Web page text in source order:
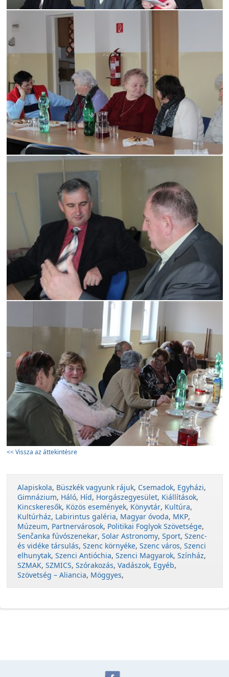
<< Vissza az áttekintésre
Alapiskola, Büszkék vagyunk rájuk, Csemadok, Egyházi,
Gimnázium, Háló, Híd, Horgászegyesület, Kiállítások,
Kincskeresők, Közös események, Könyvtár, Kultúra,
Kultúrház, Labirintus galéria, Magyar óvoda, MKP,
Múzeum, Partnervárosok, Politikai Foglyok Szövetsége,
Senčanka fúvószenekar, Solar Astronomy, Sport, Szenc-
és vidéke társulás, Szenc környéke, Szenc város, Szenci
elhunytak, Szenci Antióchia, Szenci Magyarok, Színház,
SZMAK, SZMICS, Szórakozás, Vadászok, Egyéb,
Szövetség – Aliancia, Möggyes,